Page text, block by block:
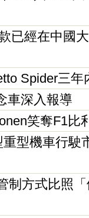
已經在中國
Spider三
車深入報導
笑奪F1比
重型機車行駛
制方式比照